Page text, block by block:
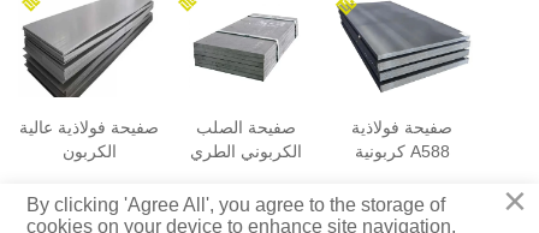
صفيحة فولاذية عالية
الكربون
صفيحة الصلب
الكربوني الطري
صفيحة فولاذية
كربونية A588
جميع الحقوق محفوظة © 2025 شركة شاندونغ تانغلو للمواد المعدنية
المحدودة
×
By clicking 'Agree All', you agree to the storage of
cookies on your device to enhance site navigation,